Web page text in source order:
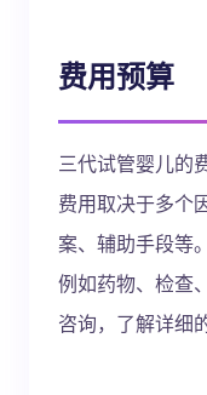
费用预算
三代试管婴儿的
费用取决于多个
案、辅助手段等
例如药物、检查
咨询，了解详细